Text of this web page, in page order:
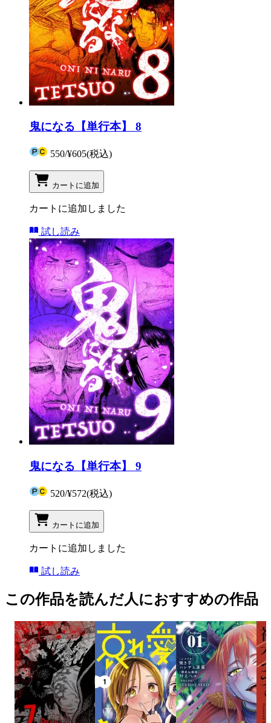
鬼になる【単行本】 8
550/¥605(税込)
カートに追加
カートに追加しました
試し読み
鬼になる【単行本】 9
520/¥572(税込)
カートに追加
カートに追加しました
試し読み
この作品を読んだ人におすすめの作品